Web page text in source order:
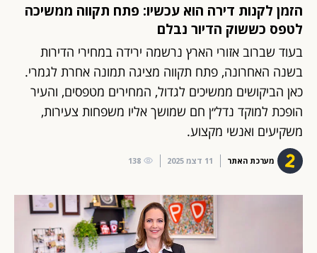
הזמן לקנות דירה הוא עכשיו: פתח תקווה ממשיכה
לטפס כששוק הדיור נבלם
בעוד שברוב אזורי הארץ נרשמה ירידה במחירי הדירות
בשנה האחרונה, פתח תקווה מציגה תמונה אחרת לגמרי.
כאן הביקושים ממשיכים לגדול, המחירים מטפסים, והעיר
הופכת למוקד נדל״ן חם שמושך אליו משפחות צעירות,
משקיעים ואנשי מקצוע.
מערכת האתר 11 דצמ 2025 138